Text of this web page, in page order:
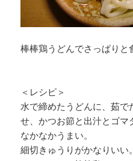
棒棒鶏うどんでさっぱりと
＜レシピ＞
水で締めたうどんに、茹
せ、かつお節と出汁とゴマ
なかなかうまい。
細切きゅうりがかなりいい。